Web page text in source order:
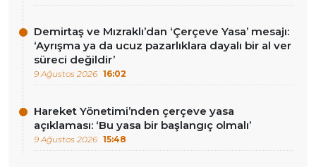
Demirtaş ve Mızraklı’dan ‘Çerçeve Yasa’ mesajı:
‘Ayrışma ya da ucuz pazarlıklara dayalı bir al ver
süreci değildir’
9 Ağustos 2026 16:02
Hareket Yönetimi’nden çerçeve yasa
açıklaması: ‘Bu yasa bir başlangıç olmalı’
9 Ağustos 2026 15:48